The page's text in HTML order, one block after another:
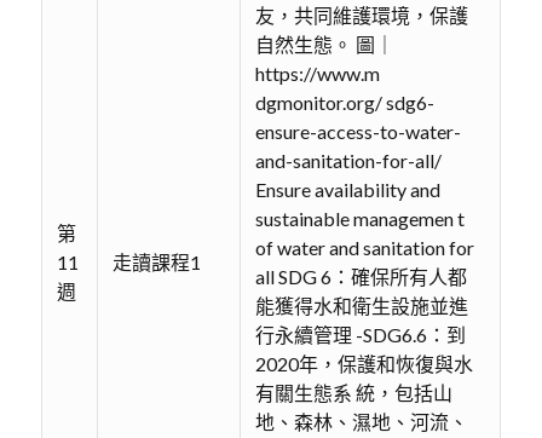
第
11
週
走讀課程1
友，共同維護環境，保護
自然生態。 圖｜
https://www.m
dgmonitor.org/ sdg6-
ensure-access-to-water-
and-sanitation-for-all/
Ensure availability and
sustainable managemen t
of water and sanitation for
all SDG 6：確保所有人都
能獲得水和衛生設施並進
行永續管理 -SDG6.6：到
2020年，保護和恢復與水
有關生態系 統，包括山
地、森林、濕地、河流、